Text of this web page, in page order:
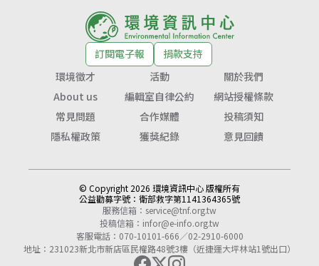
訂閱電子報
捐款支持
環境徵才
活動
關於我們
About us
編輯室自律公約
網站授權條款
常見問題
合作媒體
投稿須知
隱私權政策
獲獎紀錄 意見回饋
© Copyright 2026 環境資訊中心 版權所有
公益勸募字號： 衛部救字第1141364365號
服務信箱： service@tnf.org.tw
投稿信箱： infor@e-info.org.tw
客服電話：070-10101-666／02-2910-6000
地址：231023新北市新店區民權路48號3樓（近捷運大坪林站1號出口）